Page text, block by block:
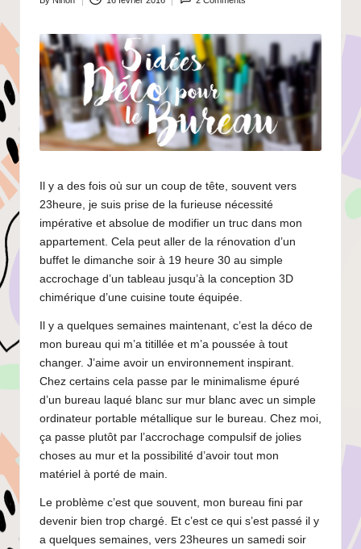
Posted
Il y a des fois où sur un coup de tête, souvent vers
23heure, je suis prise de la furieuse nécessité
impérative et absolue de modifier un truc dans mon
appartement. Cela peut aller de la rénovation d’un
buffet le dimanche soir à 19 heure 30 au simple
accrochage d’un tableau jusqu’à la conception 3D
chimérique d’une cuisine toute équipée.
Il y a quelques semaines maintenant, c’est la déco de
mon bureau qui m’a titillée et m’a poussée à tout
changer. J’aime avoir un environnement inspirant.
Chez certains cela passe par le minimalisme épuré
d’un bureau laqué blanc sur mur blanc avec un simple
ordinateur portable métallique sur le bureau. Chez moi,
ça passe plutôt par l’accrochage compulsif de jolies
choses au mur et la possibilité d’avoir tout mon
matériel à porté de main.
Le problème c’est que souvent, mon bureau fini par
devenir bien trop chargé. Et c’est ce qui s’est passé il y
a quelques semaines, vers 23heures un samedi soir